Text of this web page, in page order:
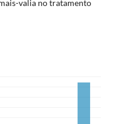
valia no tratamento